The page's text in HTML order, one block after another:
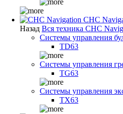
CHC
Назад Вся техника CHC
Системы управления
TD63
Системы управления
TG63
Системы управления
TX63